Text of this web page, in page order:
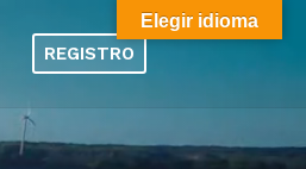
REGISTRO
Elegir idioma